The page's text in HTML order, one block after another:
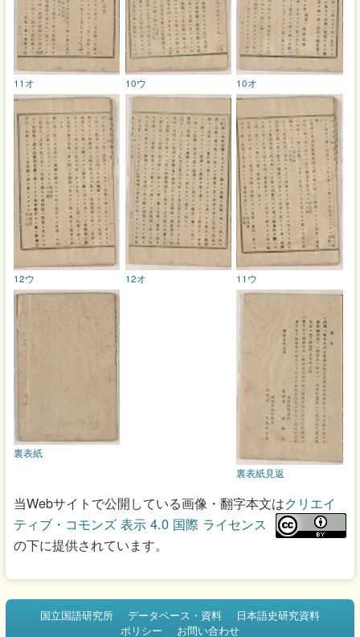
10オ
10ウ
11オ
11ウ
12オ
12ウ
裏表紙見返
裏表紙
当Webサイトで公開している画像・翻字本文はクリエイ
ティブ・コモンズ 表示 4.0 国際 ライセンス
の下に提供されています。
国立国語研究所 データベース・資料
日本語史研究資料
ポリシー
お問い合わせ